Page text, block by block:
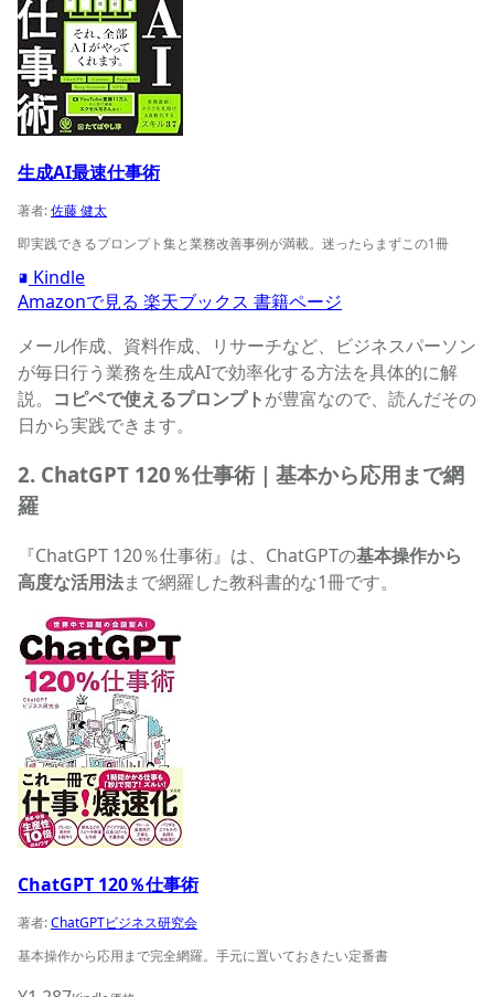
生成AI最速仕事術
著者:佐藤 健太
即実践できるプロンプト集と業務改善事例が満載。迷ったらまずこの1冊
Kindle
Amazonで見る 楽天ブックス 書籍ページ
メール作成、資料作成、リサーチなど、ビジネスパーソン
が毎日行う業務を生成AIで効率化する方法を具体的に解
説。 コピペで使えるプロンプトが豊富なので、読んだその
日から実践できます。
2. ChatGPT 120％仕事術｜基本から応用まで網
羅
『ChatGPT 120％仕事術』は、ChatGPTの基本操作から
高度な活用法まで網羅した教科書的な1冊です。
ChatGPT 120％仕事術の商品ページへ
ChatGPT 120％仕事術
著者:ChatGPTビジネス研究会
基本操作から応用まで完全網羅。手元に置いておきたい定番書